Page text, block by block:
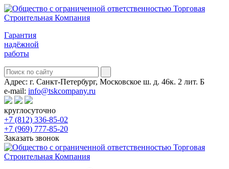
Гарантия
надёжной
работы
Адрес: г. Санкт-Петербург, Московское ш. д. 46к. 2 лит. Б
e-mail: info@tskcompany.ru
круглосуточно
+7 (812) 336-85-02
+7 (969) 777-85-20
Заказать звонок